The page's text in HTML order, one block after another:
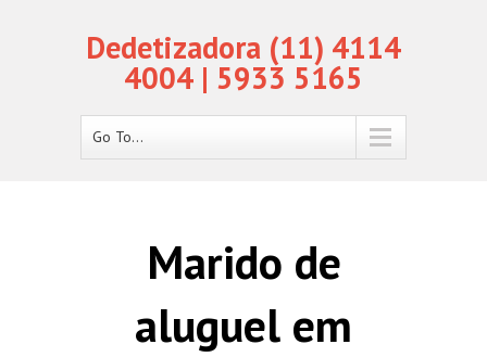
Dedetizadora (11) 4114
4004 | 5933 5165
Go To...
Marido de
aluguel em